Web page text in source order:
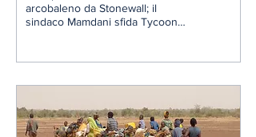
arcobaleno da Stonewall; il
sindaco Mamdani sfida Tycoon e